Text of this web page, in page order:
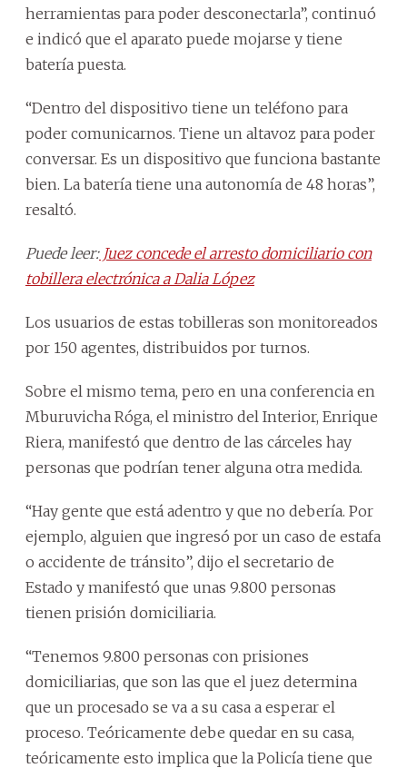
herramientas para poder desconectarla”, continuó
e indicó que el aparato puede mojarse y tiene
batería puesta.
“Dentro del dispositivo tiene un teléfono para
poder comunicarnos. Tiene un altavoz para poder
conversar. Es un dispositivo que funciona bastante
bien. La batería tiene una autonomía de 48 horas”,
resaltó.
Puede leer:Juez concede el arresto domiciliario con
tobillera electrónica a Dalia López
Los usuarios de estas tobilleras son monitoreados
por 150 agentes, distribuidos por turnos.
Sobre el mismo tema, pero en una conferencia en
Mburuvicha Róga, el ministro del Interior, Enrique
Riera, manifestó que dentro de las cárceles hay
personas que podrían tener alguna otra medida.
“Hay gente que está adentro y que no debería. Por
ejemplo, alguien que ingresó por un caso de estafa
o accidente de tránsito”, dijo el secretario de
Estado y manifestó que unas 9.800 personas
tienen prisión domiciliaria.
“Tenemos 9.800 personas con prisiones
domiciliarias, que son las que el juez determina
que un procesado se va a su casa a esperar el
proceso. Teóricamente debe quedar en su casa,
teóricamente esto implica que la Policía tiene que